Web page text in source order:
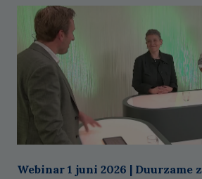
Webinar 1 juni 2026 | Duurzame